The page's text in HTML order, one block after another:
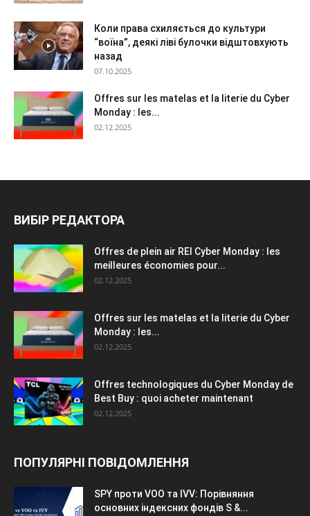
Коли права схиляється до культури
“воїна”, деякі ліві булочки відштовхують
назад
07.10.2025
Offres sur les matelas et la literie du Cyber
Monday : les...
02.12.2025
ВИБІР РЕДАКТОРА
Offres de plein air REI Cyber ​​Monday : les
meilleures économies pour...
02.12.2025
Offres sur les matelas et la literie du Cyber
Monday : les...
02.12.2025
Offres technologiques du Cyber ​​Monday de
Best Buy : quoi acheter maintenant
02.12.2025
ПОПУЛЯРНІ ПОВІДОМЛЕННЯ
SPY проти VOO та IVV: Порівняння
основних індексних фондів S &...